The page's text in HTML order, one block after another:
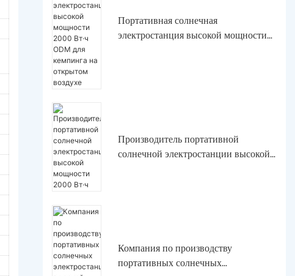
Портативная солнечная
электростанция высокой мощности
Производитель портативной
солнечной электростанции высокой
Компания по производству
портативных солнечных